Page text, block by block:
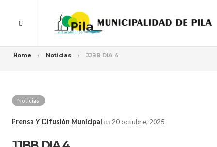
Home Noticias JJBB DIA 4
Noticias
Prensa Y Difusión Municipal on20 octubre, 2025